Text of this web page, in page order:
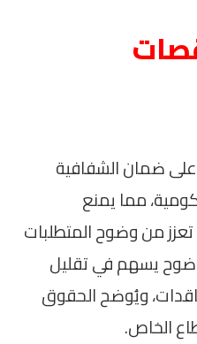
ضمان الشفافية
مما يمنع
تعزز من وضوح المتطلبات
يسهم في تقليل
ويُوضح الحقوق
الخاص.